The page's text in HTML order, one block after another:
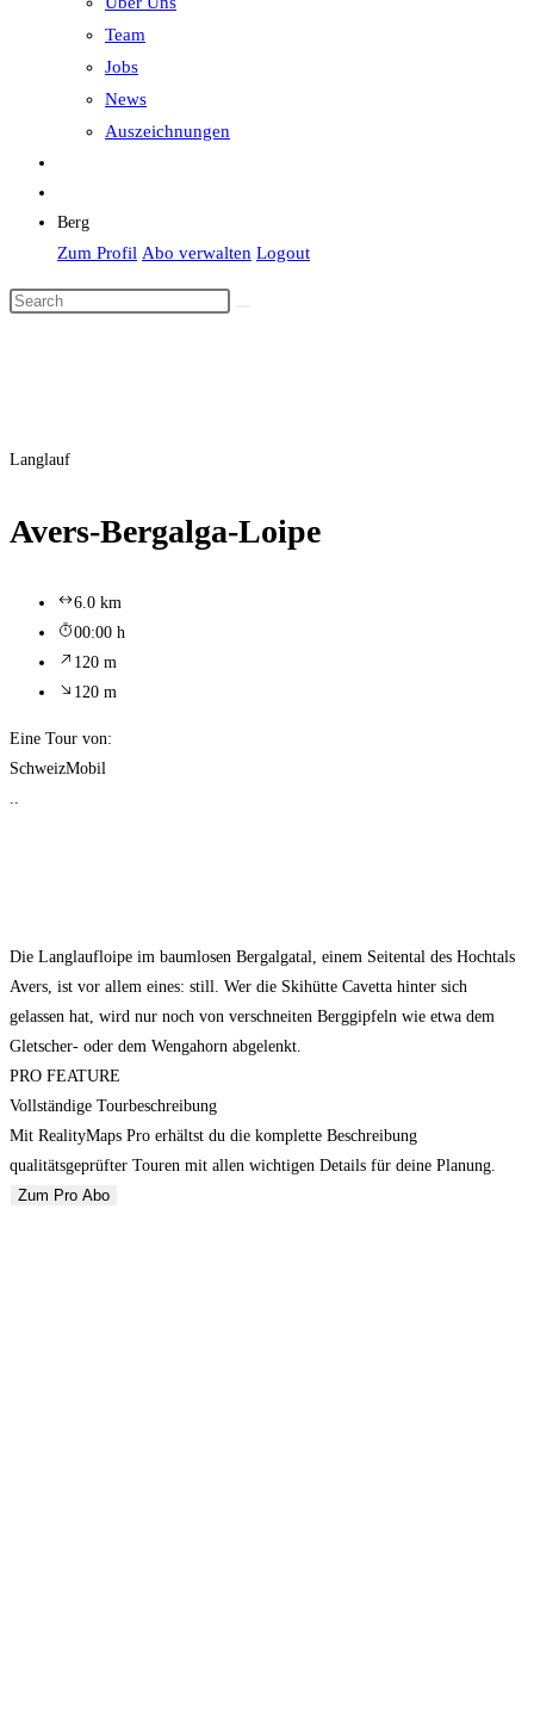
Team
Jobs
News
Auszeichnungen
Berg
Zum Profil Abo verwalten Logout
Langlauf
Avers-Bergalga-Loipe
6.0 km
00:00 h
120 m
120 m
Eine Tour von:
SchweizMobil
..
Die Langlaufloipe im baumlosen Bergalgatal, einem Seitental des Hochtals
Avers, ist vor allem eines: still. Wer die Skihütte Cavetta hinter sich
gelassen hat, wird nur noch von verschneiten Berggipfeln wie etwa dem
Gletscher- oder dem Wengahorn abgelenkt.
PRO FEATURE
Vollständige Tourbeschreibung
Mit RealityMaps Pro erhältst du die komplette Beschreibung
qualitätsgeprüfter Touren mit allen wichtigen Details für deine Planung.
Zum Pro Abo